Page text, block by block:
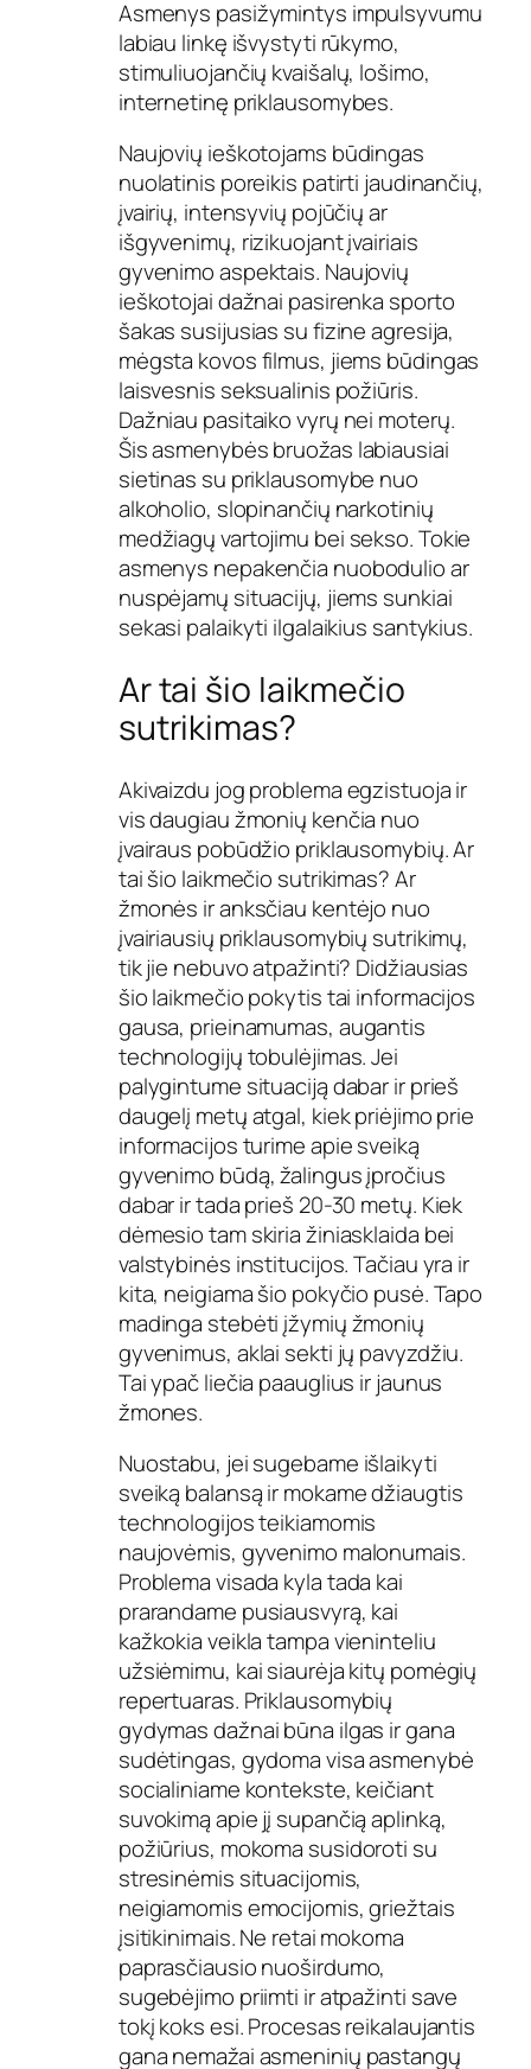
Asmenys pasižymintys impulsyvumu
labiau linkę išvystyti rūkymo,
stimuliuojančių kvaišalų, lošimo,
internetinę priklausomybes.
Naujovių ieškotojams būdingas
nuolatinis poreikis patirti jaudinančių,
įvairių, intensyvių pojūčių ar
išgyvenimų, rizikuojant įvairiais
gyvenimo aspektais. Naujovių
ieškotojai dažnai pasirenka sporto
šakas susijusias su fizine agresija,
mėgsta kovos filmus, jiems būdingas
laisvesnis seksualinis požiūris.
Dažniau pasitaiko vyrų nei moterų.
Šis asmenybės bruožas labiausiai
sietinas su priklausomybe nuo
alkoholio, slopinančių narkotinių
medžiagų vartojimu bei sekso. Tokie
asmenys nepakenčia nuobodulio ar
nuspėjamų situacijų, jiems sunkiai
sekasi palaikyti ilgalaikius santykius.
Ar tai šio laikmečio
sutrikimas?
Akivaizdu jog problema egzistuoja ir
vis daugiau žmonių kenčia nuo
įvairaus pobūdžio priklausomybių. Ar
tai šio laikmečio sutrikimas? Ar
žmonės ir anksčiau kentėjo nuo
įvairiausių priklausomybių sutrikimų,
tik jie nebuvo atpažinti? Didžiausias
šio laikmečio pokytis tai informacijos
gausa, prieinamumas, augantis
technologijų tobulėjimas. Jei
palygintume situaciją dabar ir prieš
daugelį metų atgal, kiek priėjimo prie
informacijos turime apie sveiką
gyvenimo būdą, žalingus įpročius
dabar ir tada prieš 20-30 metų. Kiek
dėmesio tam skiria žiniasklaida bei
valstybinės institucijos. Tačiau yra ir
kita, neigiama šio pokyčio pusė. Tapo
madinga stebėti įžymių žmonių
gyvenimus, aklai sekti jų pavyzdžiu.
Tai ypač liečia paauglius ir jaunus
žmones.
Nuostabu, jei sugebame išlaikyti
sveiką balansą ir mokame džiaugtis
technologijos teikiamomis
naujovėmis, gyvenimo malonumais.
Problema visada kyla tada kai
prarandame pusiausvyrą, kai
kažkokia veikla tampa vieninteliu
užsiėmimu, kai siaurėja kitų pomėgių
repertuaras. Priklausomybių
gydymas dažnai būna ilgas ir gana
sudėtingas, gydoma visa asmenybė
socialiniame kontekste, keičiant
suvokimą apie jį supančią aplinką,
požiūrius, mokoma susidoroti su
stresinėmis situacijomis,
neigiamomis emocijomis, griežtais
įsitikinimais. Ne retai mokoma
paprasčiausio nuoširdumo,
sugebėjimo priimti ir atpažinti save
tokį koks esi. Procesas reikalaujantis
gana nemažai asmeninių pastangų